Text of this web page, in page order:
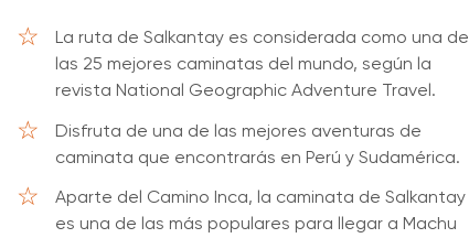
La ruta de Salkantay es considerada como una de
las 25 mejores caminatas del mundo, según la
revista National Geographic Adventure Travel.
Disfruta de una de las mejores aventuras de
caminata que encontrarás en Perú y Sudamérica.
Aparte del Camino Inca, la caminata de Salkantay
es una de las más populares para llegar a Machu